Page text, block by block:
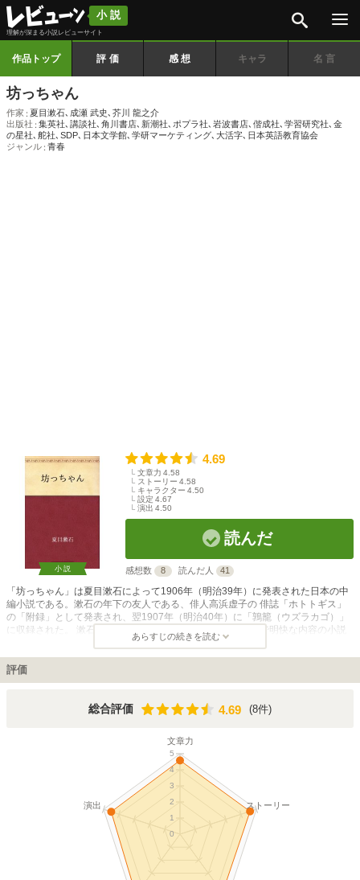
小説
理解が深まる小説レビューサイト
作品トップ 評価 感想 キャラ 名言
坊っちゃん
作家 夏目漱石､ 成瀬 武史､ 芥川 龍之介
出版社
集英社､ 講談社､ 角川書店､ 新潮社､ ポプラ社､ 岩波書店､ 偕成社､ 学習研究社､ 金
の星社､ 舵社､ SDP､ 日本文学館､ 学研マーケティング､ 大活字､ 日本英語教育協会
ジャンル 青春
小説
4.69
文章力 4.58
ストーリー 4.58
キャラクター 4.50
設定 4.67
演出 4.50
読んだ
感想数 8 読んだ人 41
「坊っちゃん」は夏目漱石によって1906年（明治39年）に発表された日本の中
編小説である。漱石の年下の友人である、俳人高浜虚子の 俳誌「ホトトギス」
の「附録」として発表され、翌1907年（明治40年）に「鶉籠（ウズラカゴ）」
に収録された。 漱石の他の作品と比べて大衆ウケする平易で明快な内容の小説
であり、その後は単独で単行本化されているものも多く、漱石の小説の中で最も
多くの人に愛読されている。 小説の舞台は愛媛県松山市であり、英語教師とし
て愛媛県尋常中学校（松山東高校の前身）で教鞭をとった漱石の実体験を下敷き
にして書かれたものである。東京の物理学校を卒業した若い主人公が松山の旧制
とを起こして、東京へ帰るまでの出来事が描かれている。 松山市はこの小説名
あらすじの続きを読む
評価
総合評価 4.69
4.69 (8件)
文章力
ストーリー
演出
0
1
2
3
4
5